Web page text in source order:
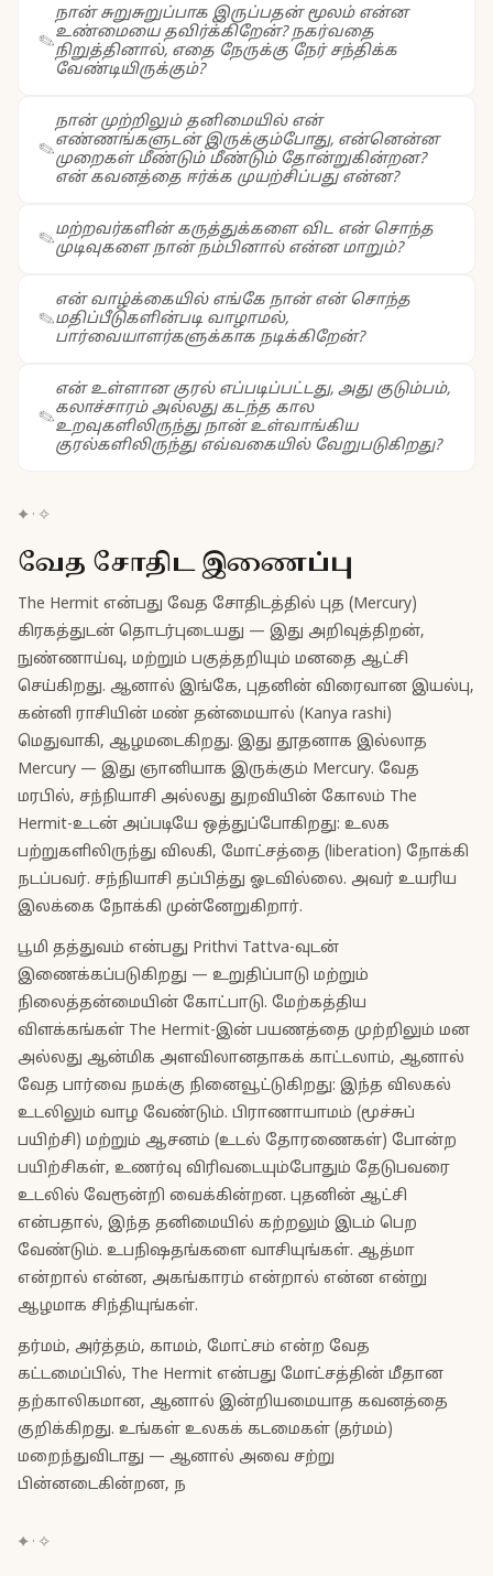
நான் சுறுசுறுப்பாக இருப்பதன் மூலம் என்ன
உண்மையை தவிர்க்கிறேன்? நகர்வதை
நிறுத்தினால், எதை நேருக்கு நேர் சந்திக்க
வேண்டியிருக்கும்?
நான் முற்றிலும் தனிமையில் என்
எண்ணங்களுடன் இருக்கும்போது, என்னென்ன
முறைகள் மீண்டும் மீண்டும் தோன்றுகின்றன?
என் கவனத்தை ஈர்க்க முயற்சிப்பது என்ன?
மற்றவர்களின் கருத்துக்களை விட என் சொந்த
முடிவுகளை நான் நம்பினால் என்ன மாறும்?
என் வாழ்க்கையில் எங்கே நான் என் சொந்த
மதிப்பீடுகளின்படி வாழாமல்,
பார்வையாளர்களுக்காக நடிக்கிறேன்?
என் உள்ளான குரல் எப்படிப்பட்டது, அது குடும்பம்,
கலாச்சாரம் அல்லது கடந்த கால
உறவுகளிலிருந்து நான் உள்வாங்கிய
குரல்களிலிருந்து எவ்வகையில் வேறுபடுகிறது?
✦ · ✧
வேத சோதிட இணைப்பு
The Hermit என்பது வேத சோதிடத்தில் புத (Mercury)
கிரகத்துடன் தொடர்புடையது — இது அறிவுத்திறன்,
நுண்ணாய்வு, மற்றும் பகுத்தறியும் மனதை ஆட்சி
செய்கிறது. ஆனால் இங்கே, புதனின் விரைவான இயல்பு,
கன்னி ராசியின் மண் தன்மையால் (Kanya rashi)
மெதுவாகி, ஆழமடைகிறது. இது தூதனாக இல்லாத
Mercury — இது ஞானியாக இருக்கும் Mercury. வேத
மரபில், சந்நியாசி அல்லது துறவியின் கோலம் The
Hermit-உடன் அப்படியே ஒத்துப்போகிறது: உலக
பற்றுகளிலிருந்து விலகி, மோட்சத்தை (liberation) நோக்கி
நடப்பவர். சந்நியாசி தப்பித்து ஓடவில்லை. அவர் உயரிய
இலக்கை நோக்கி முன்னேறுகிறார்.
பூமி தத்துவம் என்பது Prithvi Tattva-வுடன்
இணைக்கப்படுகிறது — உறுதிப்பாடு மற்றும்
நிலைத்தன்மையின் கோட்பாடு. மேற்கத்திய
விளக்கங்கள் The Hermit-இன் பயணத்தை முற்றிலும் மன
அல்லது ஆன்மிக அளவிலானதாகக் காட்டலாம், ஆனால்
வேத பார்வை நமக்கு நினைவூட்டுகிறது: இந்த விலகல்
உடலிலும் வாழ வேண்டும். பிராணாயாமம் (மூச்சுப்
பயிற்சி) மற்றும் ஆசனம் (உடல் தோரணைகள்) போன்ற
பயிற்சிகள், உணர்வு விரிவடையும்போதும் தேடுபவரை
உடலில் வேரூன்றி வைக்கின்றன. புதனின் ஆட்சி
என்பதால், இந்த தனிமையில் கற்றலும் இடம் பெற
வேண்டும். உபநிஷதங்களை வாசியுங்கள். ஆத்மா
என்றால் என்ன, அகங்காரம் என்றால் என்ன என்று
ஆழமாக சிந்தியுங்கள்.
தர்மம், அர்த்தம், காமம், மோட்சம் என்ற வேத
கட்டமைப்பில், The Hermit என்பது மோட்சத்தின் மீதான
தற்காலிகமான, ஆனால் இன்றியமையாத கவனத்தை
குறிக்கிறது. உங்கள் உலகக் கடமைகள் (தர்மம்)
மறைந்துவிடாது — ஆனால் அவை சற்று
பின்னடைகின்றன, ந
✦ · ✧